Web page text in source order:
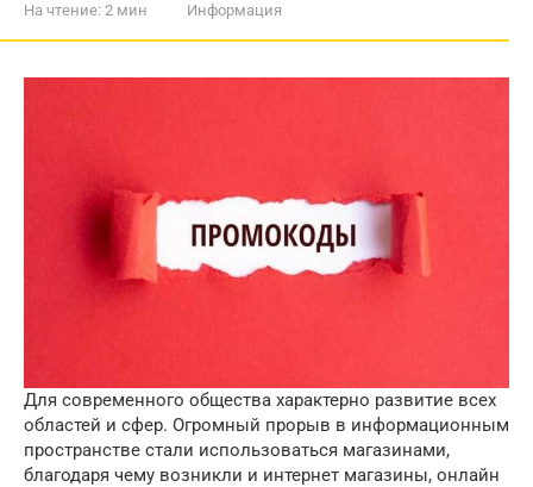
На чтение: 2 мин Информация
Для современного общества характерно развитие всех
областей и сфер. Огромный прорыв в информационным
пространстве стали использоваться магазинами,
благодаря чему возникли и интернет магазины, онлайн